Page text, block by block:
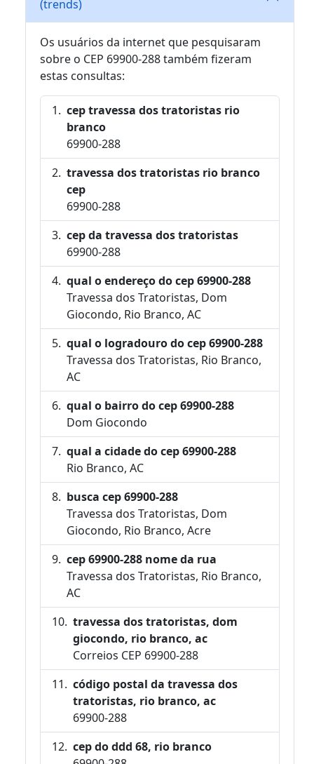
(trends)
Os usuários da internet que pesquisaram
sobre o CEP 69900-288 também fizeram
estas consultas:
cep travessa dos tratoristas rio
branco
69900-288
travessa dos tratoristas rio branco
cep
69900-288
cep da travessa dos tratoristas
69900-288
qual o endereço do cep 69900-288
Travessa dos Tratoristas, Dom
Giocondo, Rio Branco, AC
qual o logradouro do cep 69900-288
Travessa dos Tratoristas, Rio Branco,
AC
qual o bairro do cep 69900-288
Dom Giocondo
qual a cidade do cep 69900-288
Rio Branco, AC
busca cep 69900-288
Travessa dos Tratoristas, Dom
Giocondo, Rio Branco, Acre
cep 69900-288 nome da rua
Travessa dos Tratoristas, Rio Branco,
AC
travessa dos tratoristas, dom
giocondo, rio branco, ac
Correios CEP 69900-288
código postal da travessa dos
tratoristas, rio branco, ac
69900-288
cep do ddd 68, rio branco